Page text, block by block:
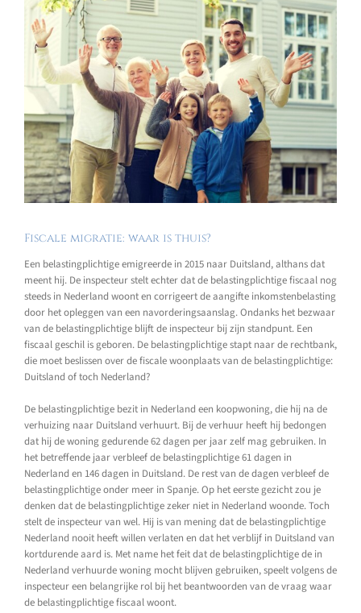
grotere
afbeelding
Fiscale migratie: waar is thuis?
Een belastingplichtige emigreerde in 2015 naar Duitsland, althans dat
meent hij. De inspecteur stelt echter dat de belastingplichtige fiscaal nog
steeds in Nederland woont en corrigeert de aangifte inkomstenbelasting
door het opleggen van een navorderingsaanslag. Ondanks het bezwaar
van de belastingplichtige blijft de inspecteur bij zijn standpunt. Een
fiscaal geschil is geboren. De belastingplichtige stapt naar de rechtbank,
die moet beslissen over de fiscale woonplaats van de belastingplichtige:
Duitsland of toch Nederland?
De belastingplichtige bezit in Nederland een koopwoning, die hij na de
verhuizing naar Duitsland verhuurt. Bij de verhuur heeft hij bedongen
dat hij de woning gedurende 62 dagen per jaar zelf mag gebruiken. In
het betreffende jaar verbleef de belastingplichtige 61 dagen in
Nederland en 146 dagen in Duitsland. De rest van de dagen verbleef de
belastingplichtige onder meer in Spanje. Op het eerste gezicht zou je
denken dat de belastingplichtige zeker niet in Nederland woonde. Toch
stelt de inspecteur van wel. Hij is van mening dat de belastingplichtige
Nederland nooit heeft willen verlaten en dat het verblijf in Duitsland van
kortdurende aard is. Met name het feit dat de belastingplichtige de in
Nederland verhuurde woning mocht blijven gebruiken, speelt volgens de
inspecteur een belangrijke rol bij het beantwoorden van de vraag waar
de belastingplichtige fiscaal woont.